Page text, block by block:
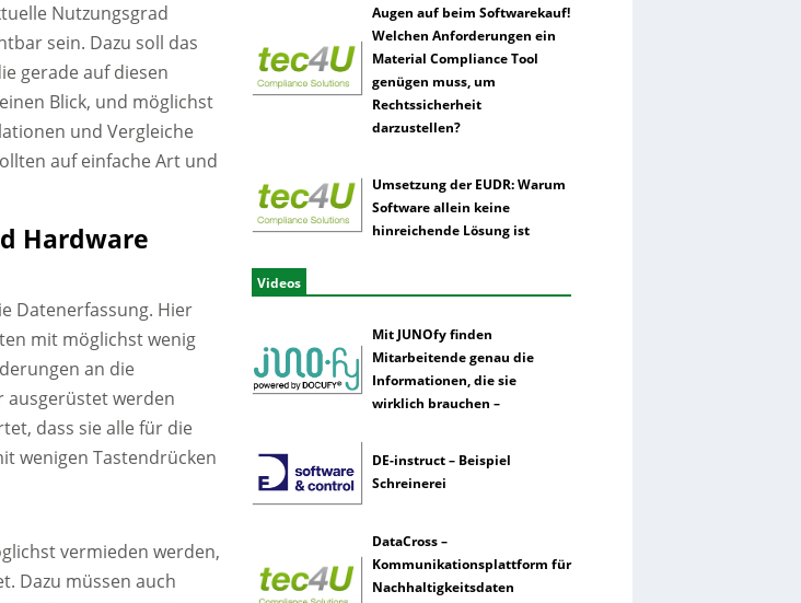
Nutzungsgrad
sein. Dazu soll das
gerade auf diesen
Blick, und möglichst
und Vergleiche
auf einfache Art und
Hardware
Datenerfassung. Hier
mit möglichst wenig
an die
ausgerüstet werden
dass sie alle für die
wenigen Tastendrücken
vermieden werden,
Dazu müssen auch
Augen auf beim Softwarekauf!
Welchen Anforderungen ein
Material Compliance Tool
genügen muss, um
Rechtssicherheit
darzustellen?
Umsetzung der EUDR: Warum
Software allein keine
hinreichende Lösung ist
Videos
Mit JUNOfy finden
Mitarbeitende genau die
Informationen, die sie
wirklich brauchen –
DE-instruct – Beispiel
Schreinerei
DataCross –
Kommunikationsplattform für
Nachhaltigkeitsdaten